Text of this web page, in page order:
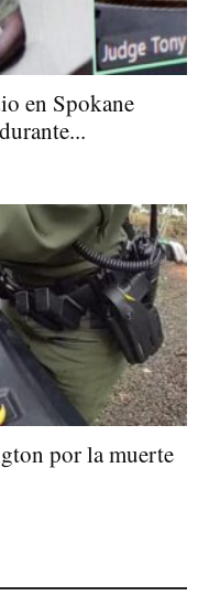
en Spokane
por la muerte